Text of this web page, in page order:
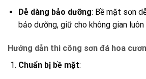
Dễ dàng bảo dưỡng: Bề mặt sơn
bảo dưỡng, giữ cho không gian
Hướng dẫn thi công sơn đá hoa
Chuẩn bị bề mặt: